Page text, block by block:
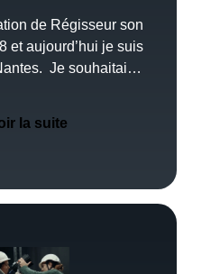
de Régisseur son
et aujourd’hui je suis
Je souhaitai…
la suite